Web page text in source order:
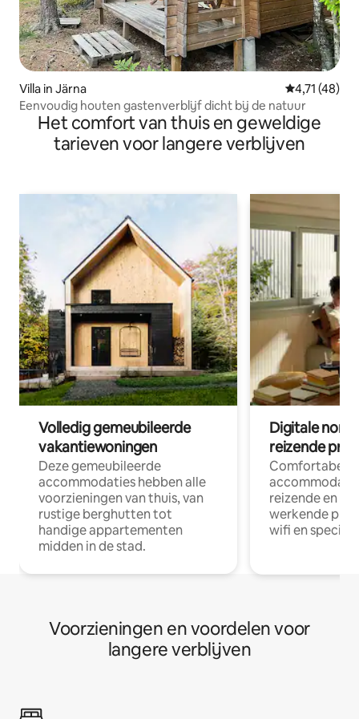
Villa in Järna Gemiddelde
4,71 (48)
Eenvoudig houten gastenverblijf dicht bij de natuur
Het comfort van thuis en geweldige
tarieven voor langere verblijven
Volledig gemeubileerde
vakantiewoningen
Deze gemeubileerde
accommodaties hebben alle
voorzieningen van thuis, van
rustige berghutten tot
handige appartementen
midden in de stad.
Digitale
reizende
Comfortabele
reizende en
werkende
wifi en
Voorzieningen en voordelen voor
langere verblijven